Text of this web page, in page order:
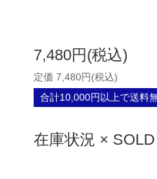
7,480円(税込)
定価 7,480円(税込)
合計10,000円以上で送料
在庫状況 ×